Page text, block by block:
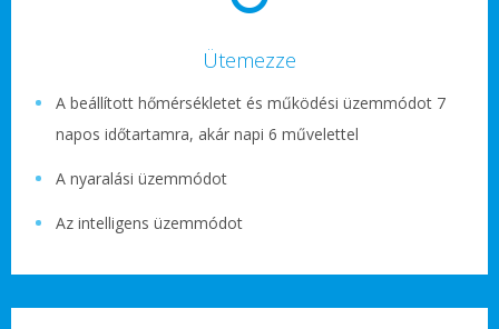
Ütemezze
A beállított hőmérsékletet és működési üzemmódot 7
napos időtartamra, akár napi 6 művelettel
A nyaralási üzemmódot
Az intelligens üzemmódot